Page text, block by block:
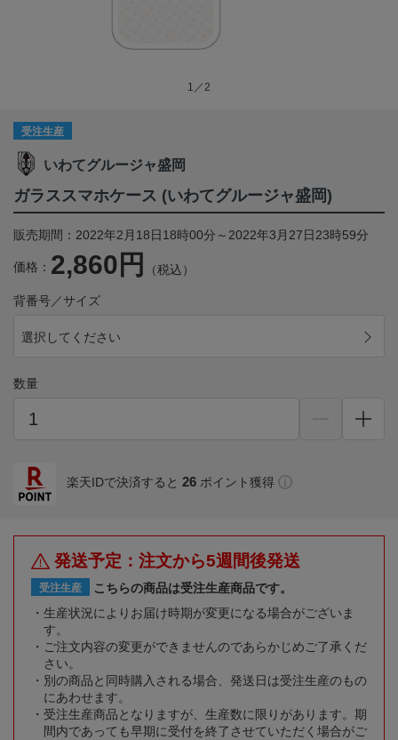
1／2
受注生産
いわてグルージャ盛岡
ガラススマホケース (いわてグルージャ盛岡)
販売期間：2022年2月18日18時00分～2022年3月27日23時59分
価格： 2,860円 （税込）
背番号／サイズ
選択してください
数量
楽天IDで決済すると 26 ポイント獲得
発送予定：注文から5週間後発送
受注生産
こちらの商品は受注生産商品です。
生産状況によりお届け時期が変更になる場合がございま
す。
ご注文内容の変更ができませんのであらかじめご了承くだ
さい。
別の商品と同時購入される場合、発送日は受注生産のもの
にあわせます。
受注生産商品となりますが、生産数に限りがあります。期
間内であっても早期に受付を終了させていただく場合がご